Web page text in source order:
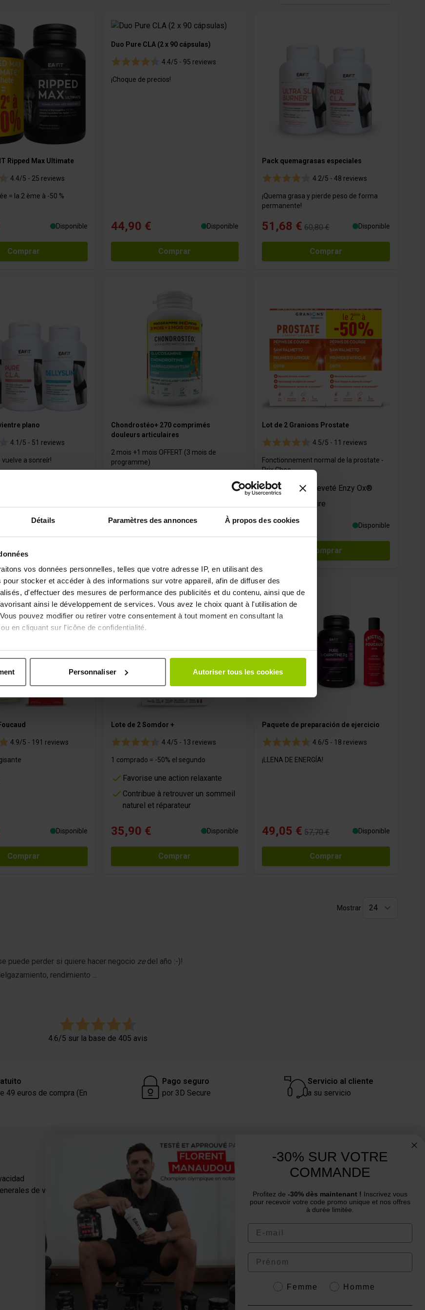
Détails Paramètres des annonces À propos des cookies
vos données personnelles, telles que votre adresse IP, en utilisant des
stocker et accéder à des informations sur votre appareil, afin de diffuser des
d'effectuer des mesures de performance des publicités et du contenu, ainsi que de
ainsi le développement de services. Vous avez le choix quant à l'utilisation de
pouvez modifier ou retirer votre consentement à tout moment en consultant la
en cliquant sur l'icône de confidentialité.
également :
activement pour en relever les caractéristiques spécifiques (empreintes
de vos données personnelles et définir vos préférences, reportez-vous à la
personnaliser le contenu et les annonces, afin de vous offrir des fonctionnalités relatives
une analyse du trafic. Nous partageons également des informations sur votre
partenaires de médias sociaux, de publicité et analyse, qui peuvent combiner celles-ci
Personnaliser Autoriser tous les cookies
Ripped Max Ultimate
4.4/5 - 25 reviews
= la 2 ème à -50 %
Disponible
Comprar
Duo Pure CLA (2 x 90 cápsulas)
4.4/5 - 95 reviews
¡Choque de precios!
44,90 € Disponible
Comprar
Pack quemagrasas especiales
4.2/5 - 48 reviews
¡Quema grasa y pierde peso de forma
permanente!
51,68 € 60,80 € Disponible
Comprar
plano
4.1/5 - 51 reviews
vuelve a sonreír!
Comprar
Chondrostéo+ 270 comprimés
douleurs articulaires
2 mois +1 mois OFFERT (3 mois de
programme)
64,90 € Disponible
Lot de 2 Granions Prostate
4.5/5 - 11 reviews
Fonctionnement normal de la prostate -
Prix Choc
Complexe breveté Enzy Ox®
Confort urinaire
43,50 € Disponible
Comprar
4.9/5 - 191 reviews
Disponible
Comprar
Lote de 2 Somdor +
4.4/5 - 13 reviews
1 comprado = -50% el segundo
Favorise une action relaxante
Contribue à retrouver un sommeil
naturel et réparateur
35,90 € Disponible
Comprar
Paquete de preparación de ejercicio
4.6/5 - 18 reviews
¡LLENA DE ENERGÍA!
49,05 € 57,70 € Disponible
Comprar
Mostrar
puede perder si quiere hacer negocio zedel año :-)!
rendimiento ...
4.6/5 sur la base de 405 avis
49 euros de compra (En
Pago seguro
por 3D Secure
Servicio al cliente
a su servicio
de venta
Categorías
Proteínas
Suplementos para adelgazar
Energía
Recuperación
Salud y Bienestar
Paquetes
Descanso gourmet
pregunta?
Estamos a su servicio de lunes a viernes:
de 9:00 a 12:00 y de 14:00 a 16:00
-30% SUR VOTRE
COMMANDE
Profitez de -30% dès maintenant ! Inscrivez vous
pour recevoir votre code promo unique et nos offres
à durée limitée.
Email
Prénom
GenreFemme Homme